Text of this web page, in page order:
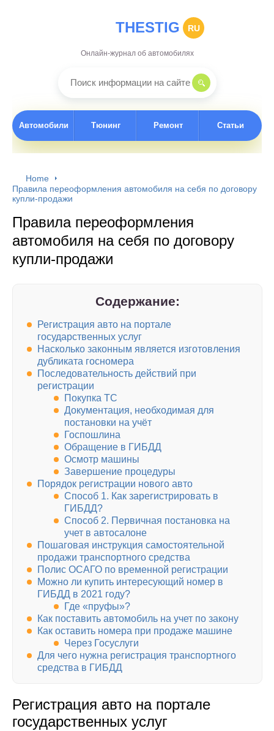
THESTIG RU
Онлайн-журнал об автомобилях
Автомобили Тюнинг Ремонт Статьи
Home
Правила переоформления автомобиля на себя по договору
купли-продажи
Правила переоформления
автомобиля на себя по договору
купли-продажи
Содержание:
Регистрация авто на портале
государственных услуг
Насколько законным является изготовления
дубликата госномера
Последовательность действий при
регистрации
Покупка ТС
Документация, необходимая для
постановки на учёт
Госпошлина
Обращение в ГИБДД
Осмотр машины
Завершение процедуры
Порядок регистрации нового авто
Способ 1. Как зарегистрировать в
ГИБДД?
Способ 2. Первичная постановка на
учет в автосалоне
Пошаговая инструкция самостоятельной
продажи транспортного средства
Полис ОСАГО по временной регистрации
Можно ли купить интересующий номер в
ГИБДД в 2021 году?
Где «пруфы»?
Как поставить автомобиль на учет по закону
Как оставить номера при продаже машине
Через Госуслуги
Для чего нужна регистрация транспортного
средства в ГИБДД
Регистрация авто на портале
государственных услуг